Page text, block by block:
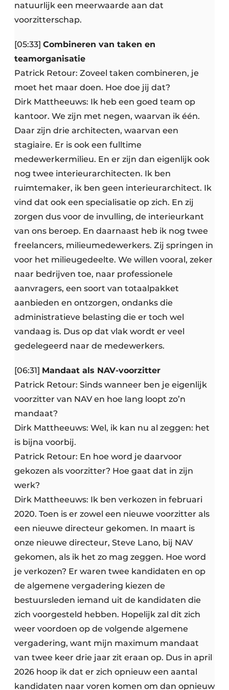
natuurlijk een meerwaarde aan dat
voorzitterschap.
[05:33] Combineren van taken en
teamorganisatie
Patrick Retour: Zoveel taken combineren, je
moet het maar doen. Hoe doe jij dat?
Dirk Mattheeuws: Ik heb een goed team op
kantoor. We zijn met negen, waarvan ik één.
Daar zijn drie architecten, waarvan een
stagiaire. Er is ook een fulltime
medewerkermilieu. En er zijn dan eigenlijk ook
nog twee interieurarchitecten. Ik ben
ruimtemaker, ik ben geen interieurarchitect. Ik
vind dat ook een specialisatie op zich. En zij
zorgen dus voor de invulling, de interieurkant
van ons beroep. En daarnaast heb ik nog twee
freelancers, milieumedewerkers. Zij springen in
voor het milieugedeelte. We willen vooral, zeker
naar bedrijven toe, naar professionele
aanvragers, een soort van totaalpakket
aanbieden en ontzorgen, ondanks die
administratieve belasting die er toch wel
vandaag is. Dus op dat vlak wordt er veel
gedelegeerd naar de medewerkers.
[06:31] Mandaat als NAV-voorzitter
Patrick Retour: Sinds wanneer ben je eigenlijk
voorzitter van NAV en hoe lang loopt zo’n
mandaat?
Dirk Mattheeuws: Wel, ik kan nu al zeggen: het
is bijna voorbij.
Patrick Retour: En hoe word je daarvoor
gekozen als voorzitter? Hoe gaat dat in zijn
werk?
Dirk Mattheeuws: Ik ben verkozen in februari
2020. Toen is er zowel een nieuwe voorzitter als
een nieuwe directeur gekomen. In maart is
onze nieuwe directeur, Steve Lano, bij NAV
gekomen, als ik het zo mag zeggen. Hoe word
je verkozen? Er waren twee kandidaten en op
de algemene vergadering kiezen de
bestuursleden iemand uit de kandidaten die
zich voorgesteld hebben. Hopelijk zal dit zich
weer voordoen op de volgende algemene
vergadering, want mijn maximum mandaat
van twee keer drie jaar zit eraan op. Dus in april
2026 hoop ik dat er zich opnieuw een aantal
kandidaten naar voren komen om dan opnieuw